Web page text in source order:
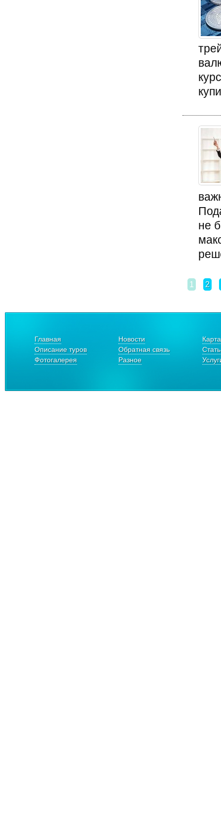
не
1 2
Главная Новости
Описание туров
Обратная связь
Фотогалерея
Разное